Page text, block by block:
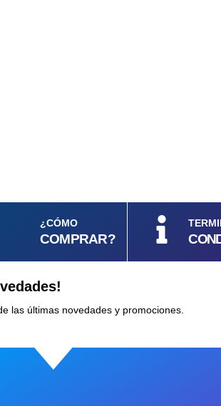
¿CÓMO
COMPRAR?
las últimas novedades y promociones.